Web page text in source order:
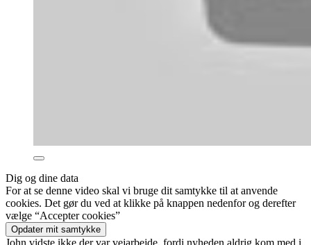
Dig og dine data
For at se denne video skal vi bruge dit samtykke til at anvende
cookies. Det gør du ved at klikke på knappen nedenfor og derefter
vælge “Accepter cookies”
Opdater mit samtykke